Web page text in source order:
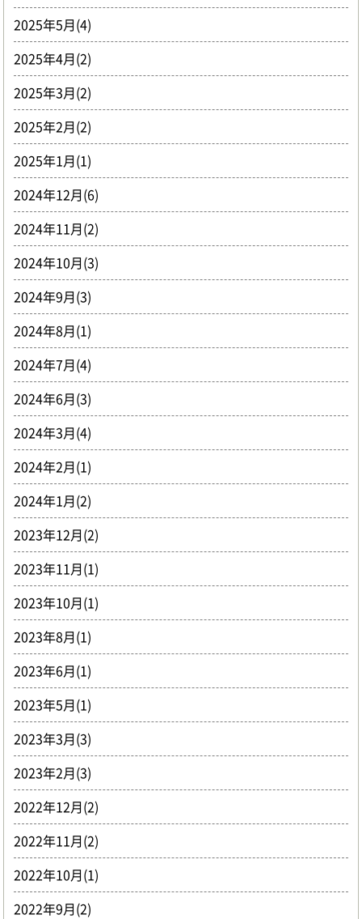
2025年5月(4)
2025年4月(2)
2025年3月(2)
2025年2月(2)
2025年1月(1)
2024年12月(6)
2024年11月(2)
2024年10月(3)
2024年9月(3)
2024年8月(1)
2024年7月(4)
2024年6月(3)
2024年3月(4)
2024年2月(1)
2024年1月(2)
2023年12月(2)
2023年11月(1)
2023年10月(1)
2023年8月(1)
2023年6月(1)
2023年5月(1)
2023年3月(3)
2023年2月(3)
2022年12月(2)
2022年11月(2)
2022年10月(1)
2022年9月(2)